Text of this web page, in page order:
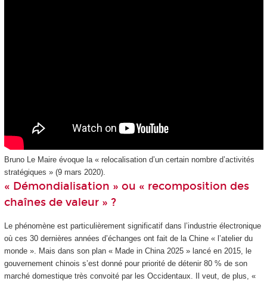
Bruno Le Maire évoque la « relocalisation d’un certain nombre d’activités
stratégiques » (9 mars 2020).
« Démondialisation » ou « recomposition des
chaînes de valeur » ?
Le phénomène est particulièrement significatif dans l’industrie électronique
où ces 30 dernières années d’échanges ont fait de la Chine « l’atelier du
monde ». Mais dans son plan « Made in China 2025 » lancé en 2015, le
gouvernement chinois s’est donné pour priorité de détenir 80 % de son
marché domestique très convoité par les Occidentaux. Il veut, de plus, «